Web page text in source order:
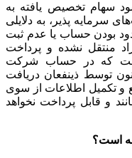
سهام تخصیص یافته به
پذیر، به دلایلی
بودن حساب یا عدم ثبت
منتقل نشده و پرداخت
که در حساب شرکت
توسط ذینفعان دریافت
و تکمیل اطلاعات از سوی
و قابل پرداخت نخواهد